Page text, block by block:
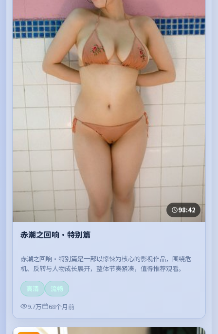
98:42
赤潮之回响·特别篇
赤潮之回响·特别篇是一部以惊悚为核心的影视作品，围绕危
机、反转与人物成长展开，整体节奏紧凑，值得推荐观看。
高清
流畅
9.7万
68个月前